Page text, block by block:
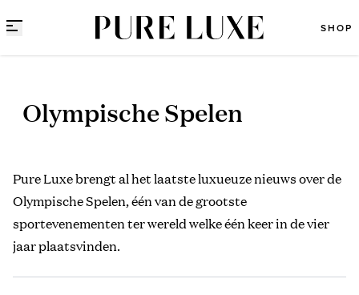
SHOP
Olympische Spelen
Pure Luxe brengt al het laatste luxueuze nieuws over de
Olympische Spelen, één van de grootste
sportevenementen ter wereld welke één keer in de vier
jaar plaatsvinden.